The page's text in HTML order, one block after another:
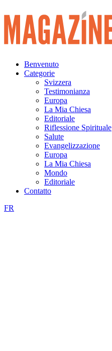
Vai
al
contenuto
Benvenuto
Categorie
Svizzera
Testimonianza
Europa
La Mia Chiesa
Editoriale
Riflessione Spirituale
Salute
Evangelizzazione
Europa
La Mia Chiesa
Mondo
Editoriale
Contatto
FR